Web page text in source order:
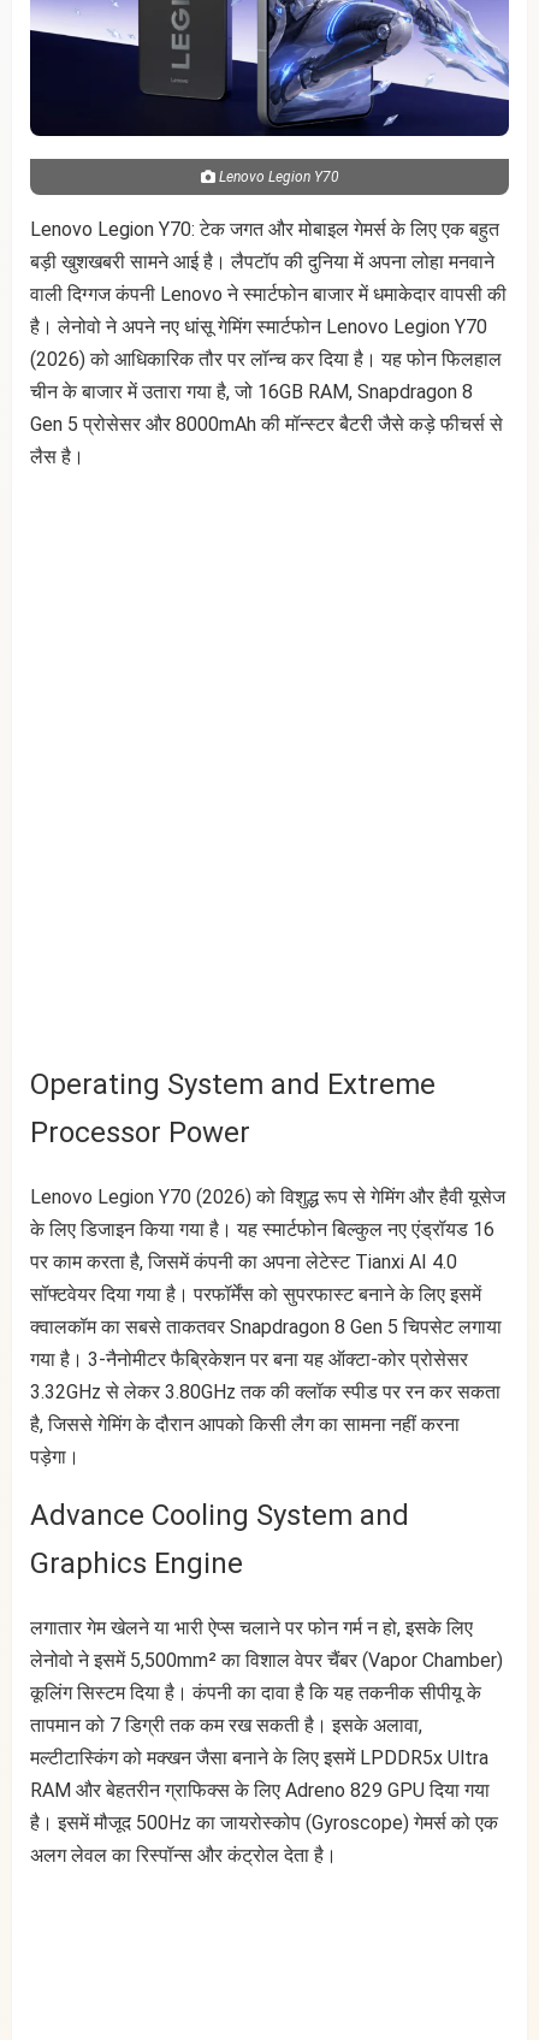
Lenovo Legion Y70
Lenovo Legion Y70: टेक जगत और मोबाइल गेमर्स के लिए एक बहुत
बड़ी खुशखबरी सामने आई है। लैपटॉप की दुनिया में अपना लोहा मनवाने
वाली दिग्गज कंपनी Lenovo ने स्मार्टफोन बाजार में धमाकेदार वापसी की
है। लेनोवो ने अपने नए धांसू गेमिंग स्मार्टफोन Lenovo Legion Y70
(2026) को आधिकारिक तौर पर लॉन्च कर दिया है। यह फोन फिलहाल
चीन के बाजार में उतारा गया है, जो 16GB RAM, Snapdragon 8
Gen 5 प्रोसेसर और 8000mAh की मॉन्स्टर बैटरी जैसे कड़े फीचर्स से
लैस है।
Operating System and Extreme
Processor Power
Lenovo Legion Y70 (2026) को विशुद्ध रूप से गेमिंग और हैवी यूसेज
के लिए डिजाइन किया गया है। यह स्मार्टफोन बिल्कुल नए एंड्रॉयड 16
पर काम करता है, जिसमें कंपनी का अपना लेटेस्ट Tianxi AI 4.0
सॉफ्टवेयर दिया गया है। परफॉर्मेंस को सुपरफास्ट बनाने के लिए इसमें
क्वालकॉम का सबसे ताकतवर Snapdragon 8 Gen 5 चिपसेट लगाया
गया है। 3-नैनोमीटर फैब्रिकेशन पर बना यह ऑक्टा-कोर प्रोसेसर
3.32GHz से लेकर 3.80GHz तक की क्लॉक स्पीड पर रन कर सकता
है, जिससे गेमिंग के दौरान आपको किसी लैग का सामना नहीं करना
पड़ेगा।
Advance Cooling System and
Graphics Engine
लगातार गेम खेलने या भारी ऐप्स चलाने पर फोन गर्म न हो, इसके लिए
लेनोवो ने इसमें 5,500mm² का विशाल वेपर चैंबर (Vapor Chamber)
कूलिंग सिस्टम दिया है। कंपनी का दावा है कि यह तकनीक सीपीयू के
तापमान को 7 डिग्री तक कम रख सकती है। इसके अलावा,
मल्टीटास्किंग को मक्खन जैसा बनाने के लिए इसमें LPDDR5x Ultra
RAM और बेहतरीन ग्राफिक्स के लिए Adreno 829 GPU दिया गया
है। इसमें मौजूद 500Hz का जायरोस्कोप (Gyroscope) गेमर्स को एक
अलग लेवल का रिस्पॉन्स और कंट्रोल देता है।